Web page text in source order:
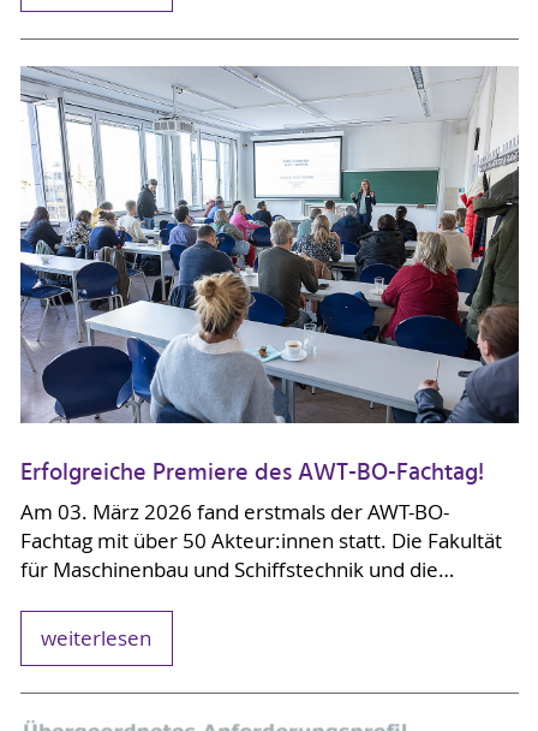
Erfolgreiche Premiere des AWT-BO-Fachtag!
Am 03. März 2026 fand erstmals der AWT-BO-
Fachtag mit über 50 Akteur:innen statt. Die Fakultät
für Maschinenbau und Schiffstechnik und die…
weiterlesen